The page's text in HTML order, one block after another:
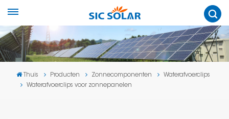
Thuis Producten Zonnecomponenten
Waterafvoerclips
Waterafvoerclips voor zonnepanelen